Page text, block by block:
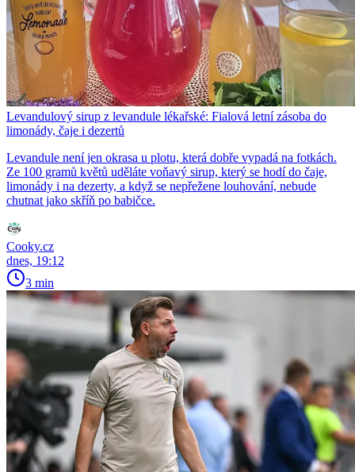
Levandulový sirup z levandule lékařské: Fialová letní zásoba do
limonády, čaje i dezertů
Levandule není jen okrasa u plotu, která dobře vypadá na fotkách.
Ze 100 gramů květů uděláte voňavý sirup, který se hodí do čaje,
limonády i na dezerty, a když se nepřežene louhování, nebude
chutnat jako skříň po babičce.
Cooky.cz
dnes, 19:12
3 min